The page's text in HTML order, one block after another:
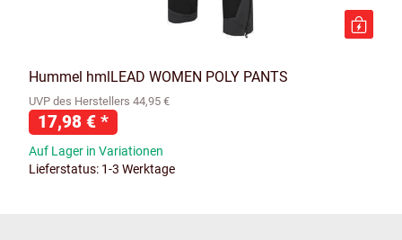
Hummel hmlLEAD WOMEN POLY PANTS
UVP des Herstellers 44,95 €
17,98 € *
Auf Lager in Variationen
Lieferstatus: 1-3 Werktage